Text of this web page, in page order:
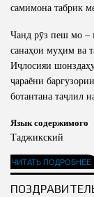
самимона табрик
Чанд рӯз пеш мо –
санаҳои муҳим ва
Иҷлосияи
ҷараёни
ботантана таҷлил
Язык содержимого
Таджикский
ЧИТАТЬ ПОДРОБНЕЕ